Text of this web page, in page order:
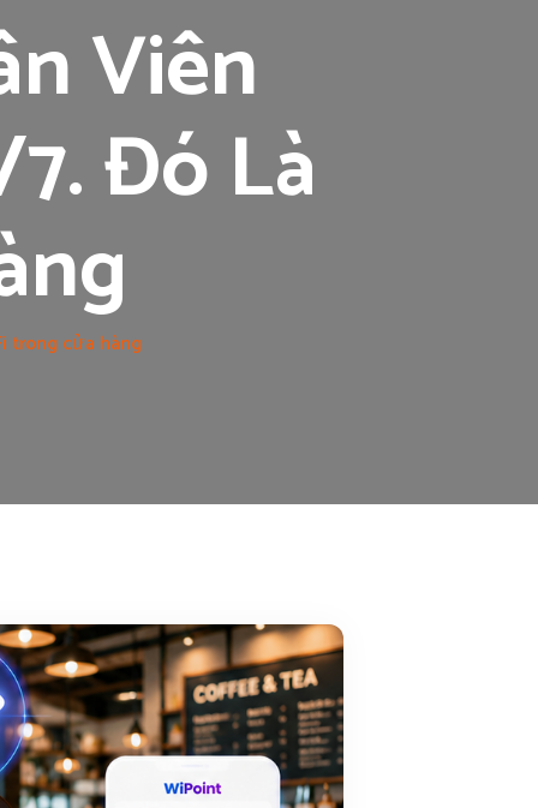
Viên
Đó Là
trong cửa hàng